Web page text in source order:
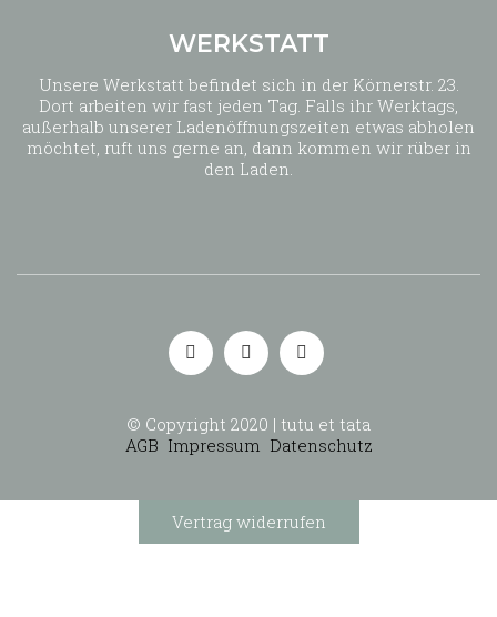
WERKSTATT
Unsere Werkstatt befindet sich in der Körnerstr. 23.
Dort arbeiten wir fast jeden Tag. Falls ihr Werktags,
außerhalb unserer Ladenöffnungszeiten etwas abholen
möchtet, ruft uns gerne an, dann kommen wir rüber in
den Laden.
© Copyright 2020 | tutu et tata
AGB Impressum Datenschutz
Vertrag widerrufen